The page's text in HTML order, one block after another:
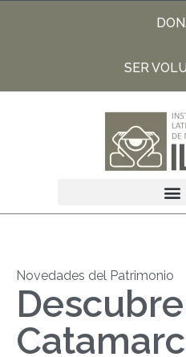
SER
Novedades del Patrimonio